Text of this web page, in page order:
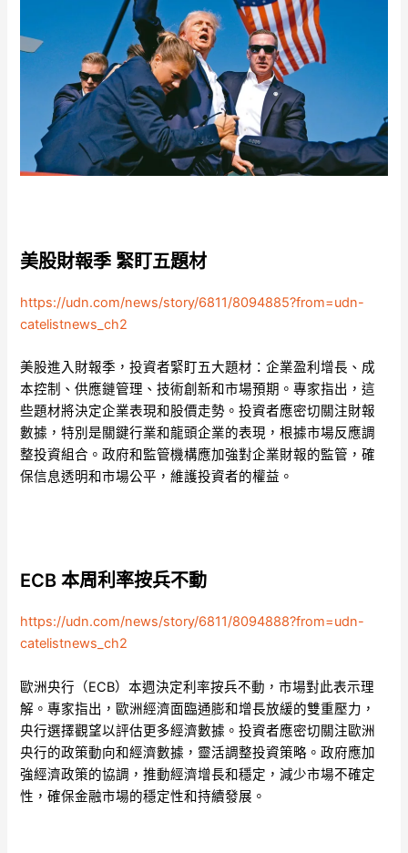
美股財報季 緊盯五題材
https://udn.com/news/story/6811/8094885?from=udn-
catelistnews_ch2
美股進入財報季，投資者緊盯五大題材：企業盈利增長、成
本控制、供應鏈管理、技術創新和市場預期。專家指出，這
些題材將決定企業表現和股價走勢。投資者應密切關注財報
數據，特別是關鍵行業和龍頭企業的表現，根據市場反應調
整投資組合。政府和監管機構應加強對企業財報的監管，確
保信息透明和市場公平，維護投資者的權益。
ECB 本周利率按兵不動
https://udn.com/news/story/6811/8094888?from=udn-
catelistnews_ch2
歐洲央行（ECB）本週決定利率按兵不動，市場對此表示理
解。專家指出，歐洲經濟面臨通膨和增長放緩的雙重壓力，
央行選擇觀望以評估更多經濟數據。投資者應密切關注歐洲
央行的政策動向和經濟數據，靈活調整投資策略。政府應加
強經濟政策的協調，推動經濟增長和穩定，減少市場不確定
性，確保金融市場的穩定性和持續發展。